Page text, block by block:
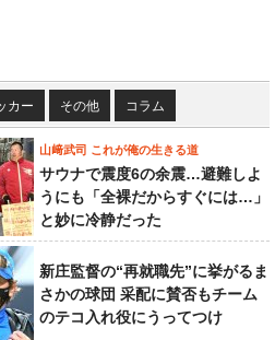
カー その他 コラム
山﨑武司 これが俺の生きる道
サウナで震度6の余震…避難しよ
うにも「全裸だからすぐには…」
と妙に冷静だった
新庄監督の“再就職先”に挙がるま
さかの球団 采配に賛否もチーム
のテコ入れ役にうってつけ